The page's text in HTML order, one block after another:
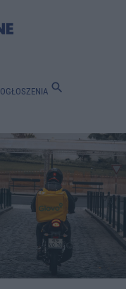
OGŁOSZENIA search